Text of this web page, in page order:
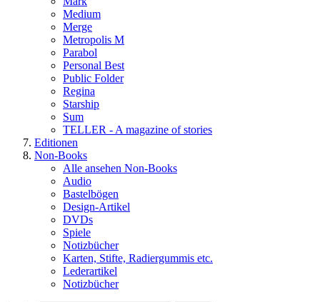
Medium
Merge
Metropolis M
Parabol
Personal Best
Public Folder
Regina
Starship
Sum
TELLER - A magazine of stories
Editionen
Non-Books
Alle ansehen Non-Books
Audio
Bastelbögen
Design-Artikel
DVDs
Spiele
Notizbücher
Karten, Stifte, Radiergummis etc.
Lederartikel
Notizbücher